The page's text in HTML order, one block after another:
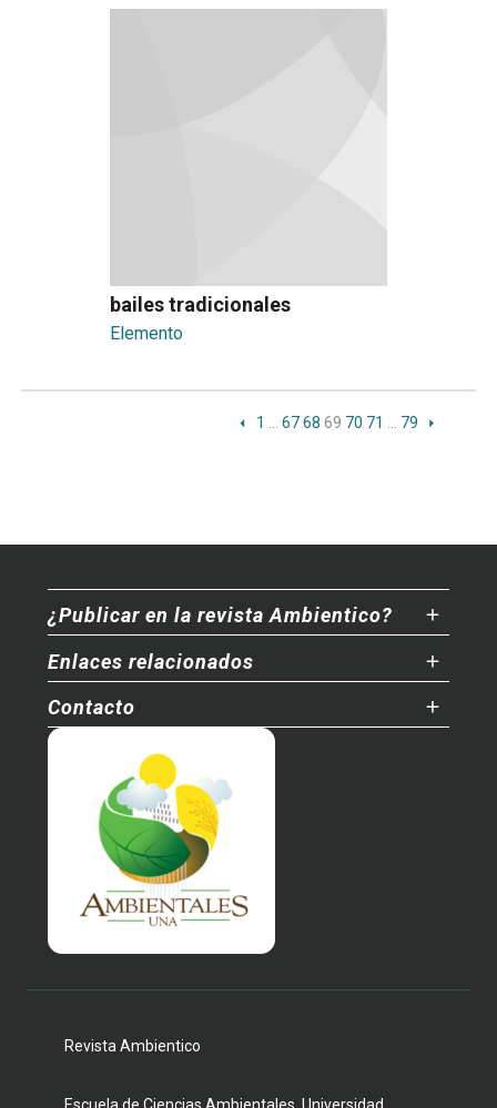
bailes tradicionales
Elemento
1 67 68 69 70 71 79
¿Publicar en la revista Ambientico?
Enlaces relacionados
Contacto
Revista Ambientico